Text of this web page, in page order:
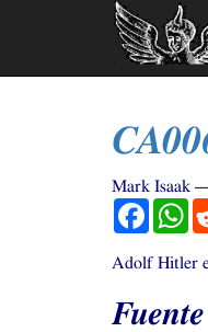
Mark Isaak
Adolf Hitler
Fuente